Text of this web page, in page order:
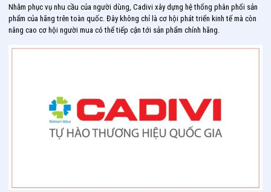
Nhằm phục vụ nhu cầu của người dùng, Cadivi xây dựng hệ thống phân phối sản
phẩm của hãng trên toàn quốc. Đây không chỉ là cơ hội phát triển kinh tế mà còn
nâng cao cơ hội người mua có thể tiếp cận tới sản phẩm chính hãng.